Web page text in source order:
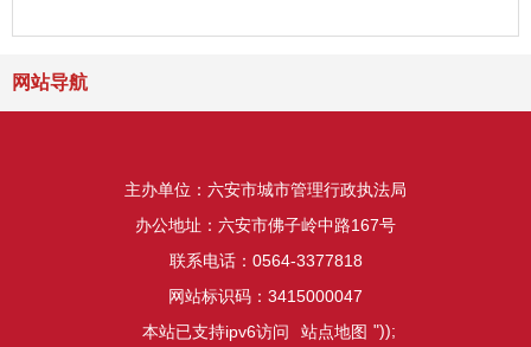
网站导航
主办单位：六安市城市管理行政执法局
办公地址：六安市佛子岭中路167号
联系电话：0564-3377818
网站标识码：3415000047
本站已支持ipv6访问
站点地图 "));